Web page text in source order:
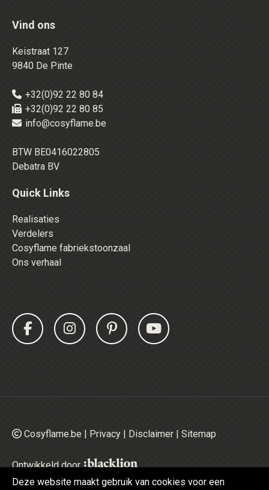
Deze website maakt gebruik van cookies voor een
Vind ons
Keistraat 127
9840 De Pinte
+32(0)92 22 80 84
+32(0)92 22 80 85
info@cosyflame.be
BTW BE0416022805
Debatra BV
Quick Links
Realisaties
Verdelers
Cosyflame fabriekstoonzaal
Ons verhaal
Cosyflame.be | Privacy | Disclaimer | Sitemap
Ontwikkeld door